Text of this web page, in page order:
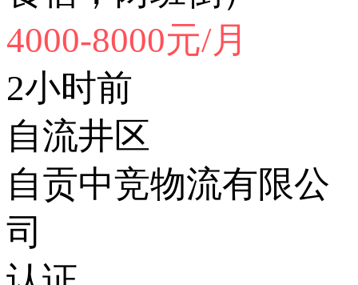
4000-8000元/月
2小时前
自流井区
自贡中竞物流有限公
司